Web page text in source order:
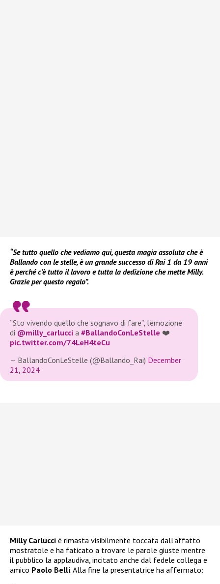
“Se tutto quello che vediamo qui, questa magia assoluta che è
Ballando con le stelle, è un grande successo di Rai 1 da 19 anni
è perché c’è tutto il lavoro e tutta la dedizione che mette Milly.
Grazie per questo regalo”.
“Sto vivendo quello che sognavo di fare”, l'emozione
di @milly_carlucci a #BallandoConLeStelle ❤️
pic.twitter.com/74LeH4teCu
— BallandoConLeStelle (@Ballando_Rai) December
21, 2024
Milly Carlucci è rimasta visibilmente toccata dall’affatto
mostratole e ha faticato a trovare le parole giuste mentre
il pubblico la applaudiva, incitato anche dal fedele collega e
amico Paolo Belli. Alla fine la presentatrice ha affermato: